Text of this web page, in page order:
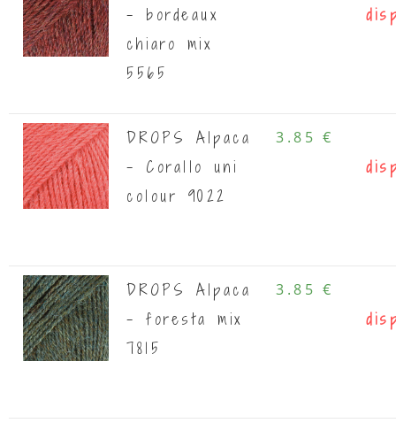
- bordeaux
chiaro mix
5565
DROPS Alpaca
- Corallo uni
colour 9022
3.85 €
DROPS Alpaca
- foresta mix
7815
3.85 €